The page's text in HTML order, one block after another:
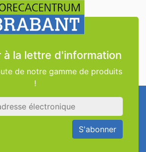
à la lettre d'information
de notre gamme de produits
!
S'abonner